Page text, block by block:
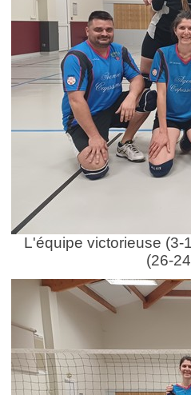
L'équipe victorieuse (3-
(26-